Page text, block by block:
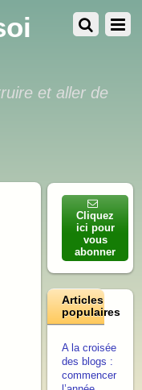
et aller de
Cliquez
ici pour
vous
abonner
Articles
populaires
A la croisée
des blogs :
commencer